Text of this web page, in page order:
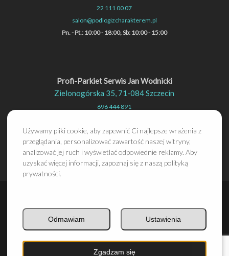
22 111 00 07
salon@podlogizcharakterem.pl
Pn. - Pt.: 10:00 - 18:00, Sb: 10:00 - 15:00
Profi-Parkiet Serwis Jan Wodnicki
Zielonogórska 35, 71-084 Szczecin
696 444 891
Pn. - Pt.: 8:00 - 18:00, Sb: 9:00 - 13:00
2024 © Profi-Parkiet Sp. z o.o.
Używamy pliki cookie, aby zapewnić Ci najlepsze wrażenia z
przeglądania, personalizować zawartość naszej witryny,
analizować jej ruch i wyświetlać odpowiednie reklamy. Aby
uzyskać więcej informacji, zapoznaj się z naszą polityką
prywatności.
Zgadzam się
Ustawienia
Odmawiam